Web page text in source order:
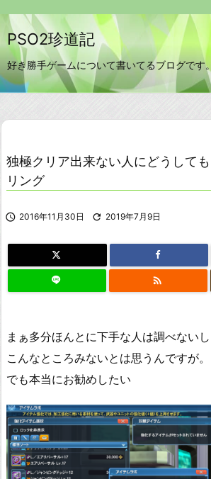
PSO2珍道記
好き勝手ゲームについて書いてるブログです。
独極クリア出来ない人にどうして
リング
 2016年11月30日  2019年7月9日

まぁ多分ほんとに下手な人は調べないし
こんなところみないとは思うんですが。
でも本当にお勧めしたい